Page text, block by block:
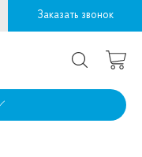
Заказать звонок